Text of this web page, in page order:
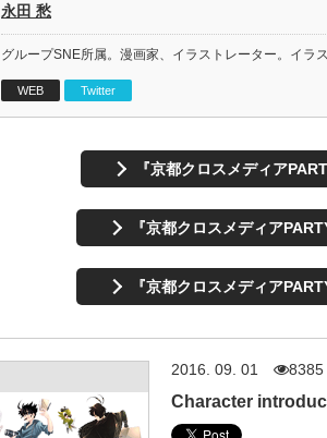
永田 愁
グループSNE所属。漫画家、イラストレーター。イラ
WEB Twitter
『京都クロスメディア
『京都クロスメディア
『京都クロスメディア
2016. 09. 01 8385
Character